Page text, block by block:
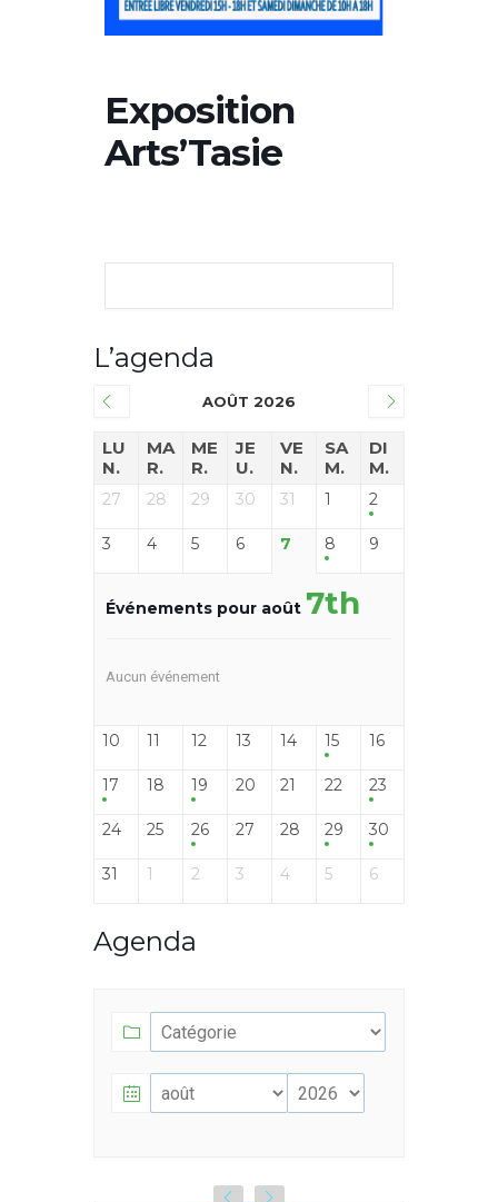
Exposition
Arts’Tasie
L’agenda
AOÛT 2026
LU
N.
MA
R.
ME
R.
JE
U.
VE
N.
SA
M.
DI
M.
27 28 29 30 31 1 2
3 4 5 6 7 8 9
Événements pour août 7th
Aucun événement
10 11 12 13 14 15 16
17 18 19 20 21 22 23
24 25 26 27 28 29 30
31 1 2 3 4 5 6
Agenda